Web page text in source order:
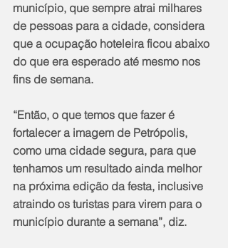
município, que sempre atrai milhares
de pessoas para a cidade, considera
que a ocupação hoteleira ficou abaixo
do que era esperado até mesmo nos
fins de semana.
“Então, o que temos que fazer é
fortalecer a imagem de Petrópolis,
como uma cidade segura, para que
tenhamos um resultado ainda melhor
na próxima edição da festa, inclusive
atraindo os turistas para virem para o
município durante a semana”, diz.